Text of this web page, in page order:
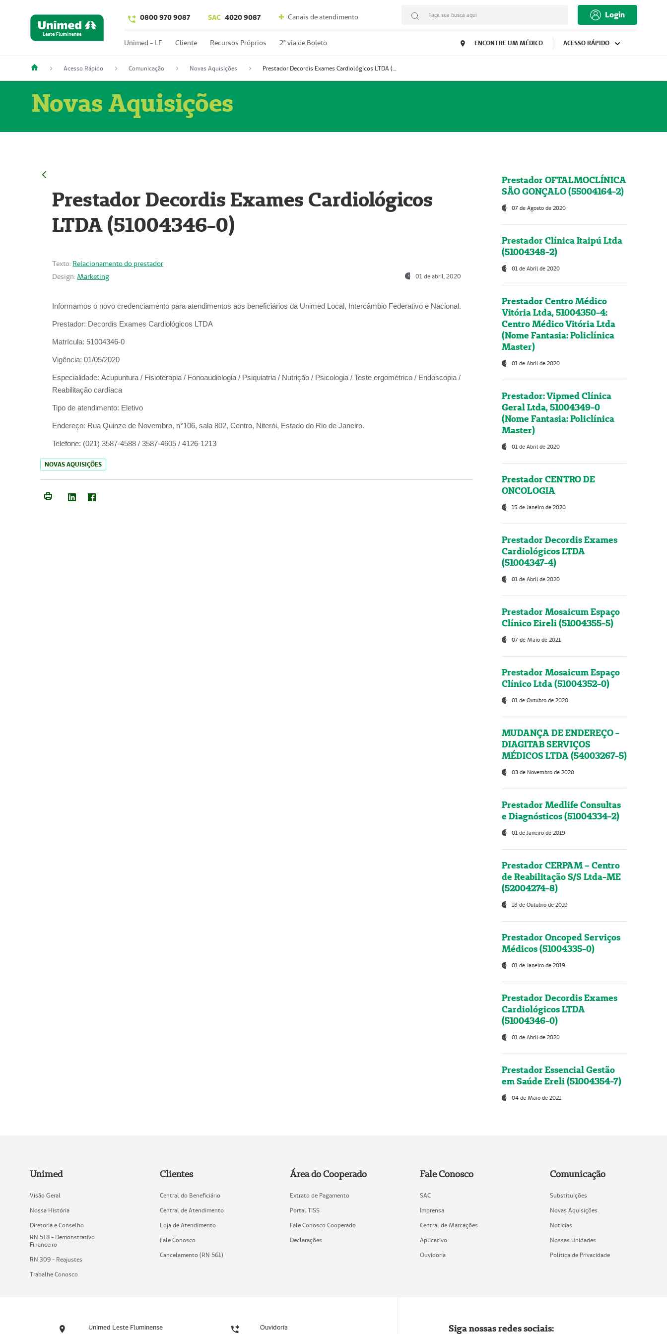
0800 970 9087 SAC 4020 9087 Canais de atendimento Faça sua busca aqui Login
Unimed - LF Cliente Recursos Próprios 2º via de Boleto ENCONTRE UM MÉDICO ACESSO RÁPIDO
Acesso Rápido Comunicação Novas Aquisições Prestador Decordis Exames Cardiológicos LTDA (51004346-0)
Novas Aquisições
Prestador Decordis Exames Cardiológicos
LTDA (51004346-0)
Texto: Relacionamento do prestador
Design: Marketing 01 de abril, 2020
Informamos o novo credenciamento para atendimentos aos beneficiários da Unimed Local, Intercâmbio Federativo e Nacional.
Prestador: Decordis Exames Cardiológicos LTDA
Matrícula: 51004346-0
Vigência: 01/05/2020
Especialidade: Acupuntura / Fisioterapia / Fonoaudiologia / Psiquiatria / Nutrição / Psicologia / Teste ergométrico / Endoscopia /
Reabilitação cardíaca
Tipo de atendimento: Eletivo
Endereço: Rua Quinze de Novembro, n°106, sala 802, Centro, Niterói, Estado do Rio de Janeiro.
Telefone: (021) 3587-4588 / 3587-4605 / 4126-1213
NOVAS AQUISIÇÕES
Prestador OFTALMOCLÍNICA
SÃO GONÇALO (55004164-2)
07 de Agosto de 2020
Prestador Clínica Itaipú Ltda
(51004348-2)
01 de Abril de 2020
Prestador Centro Médico
Vitória Ltda, 51004350-4:
Centro Médico Vitória Ltda
(Nome Fantasia: Policlínica
Master)
01 de Abril de 2020
Prestador: Vipmed Clínica
Geral Ltda, 51004349-0
(Nome Fantasia: Policlínica
Master)
01 de Abril de 2020
Prestador CENTRO DE
ONCOLOGIA
15 de Janeiro de 2020
Prestador Decordis Exames
Cardiológicos LTDA
(51004347-4)
01 de Abril de 2020
Prestador Mosaicum Espaço
Clínico Eireli (51004355-5)
07 de Maio de 2021
Prestador Mosaicum Espaço
Clínico Ltda (51004352-0)
01 de Outubro de 2020
MUDANÇA DE ENDEREÇO -
DIAGITAB SERVIÇOS
MÉDICOS LTDA (54003267-5)
03 de Novembro de 2020
Prestador Medlife Consultas
e Diagnósticos (51004334-2)
01 de Janeiro de 2019
Prestador CERPAM – Centro
de Reabilitação S/S Ltda-ME
(52004274-8)
18 de Outubro de 2019
Prestador Oncoped Serviços
Médicos (51004335-0)
01 de Janeiro de 2019
Prestador Decordis Exames
Cardiológicos LTDA
(51004346-0)
01 de Abril de 2020
Prestador Essencial Gestão
em Saúde Ereli (51004354-7)
04 de Maio de 2021
Unimed
Visão Geral
Nossa História
Diretoria e Conselho
RN 518 - Demonstrativo
Financeiro
RN 309 - Reajustes
Trabalhe Conosco
Clientes
Central do Beneficiário
Central de Atendimento
Loja de Atendimento
Fale Conosco
Cancelamento (RN 561)
Área do Cooperado
Extrato de Pagamento
Portal TISS
Fale Conosco Cooperado
Declarações
Fale Conosco
SAC
Imprensa
Central de Marcações
Aplicativo
Ouvidoria
Comunicação
Substituições
Novas Aquisições
Notícias
Nossas Unidades
Política de Privacidade
Unimed Leste Fluminense Ouvidoria Siga nossas redes sociais: